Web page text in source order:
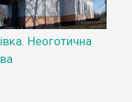
Неоготична